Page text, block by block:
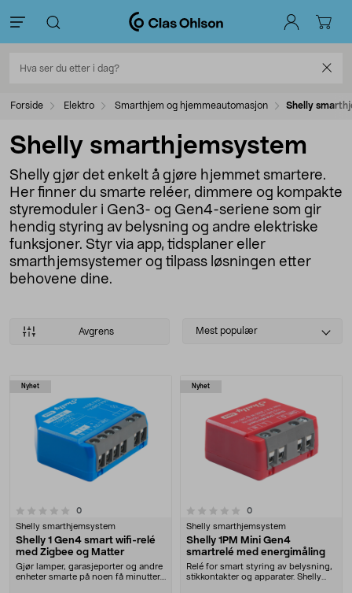
Forside Elektro Smarthjem og hjemmeautomasjon Shelly
Shelly smarthjemsystem
Shelly gjør det enkelt å gjøre hjemmet smartere.
Her finner du smarte reléer, dimmere og kompakte
styremoduler i Gen3- og Gen4-seriene som gir
hendig styring av belysning og andre elektriske
funksjoner. Styr via app, tidsplaner eller
smarthjemsystemer og tilpass løsningen etter
behovene dine.
Avgrens
Select
Mest populær
Produkter
Nyhet
0anmeldelser
Shelly smarthjemsystem
Shelly 1 Gen4 smart wifi-relé
med Zigbee og Matter
Gjør lamper, garasjeporter og andre
enheter smarte på noen få minutter.
Nyhet
0.0 av 5 stjerner 0anmeldelser
Shelly smarthjemsystem
Shelly 1PM Mini Gen4
smartrelé med energimåling
Relé for smart styring av belysning,
stikkontakter og apparater. Shelly